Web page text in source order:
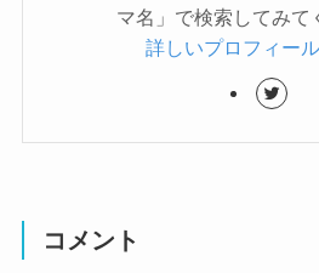
マ名」で検索してみて
詳しいプロフィー
コメント